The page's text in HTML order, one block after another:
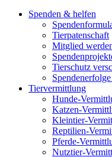
Spenden & helfen
Tierpatenschaft
Mitglied
Tierschutz
Tiervermittlung
Hunde-
Katzen-
Kleintier-
Reptilien-
Pferde-
Nutztier-